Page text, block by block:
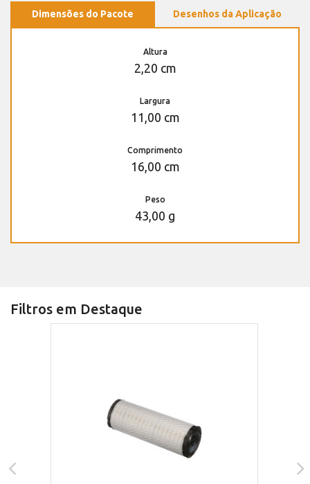
Dimensões do Pacote Desenhos da Aplicação
Altura
2,20 cm
Largura
11,00 cm
Comprimento
16,00 cm
Peso
43,00 g
Filtros em Destaque